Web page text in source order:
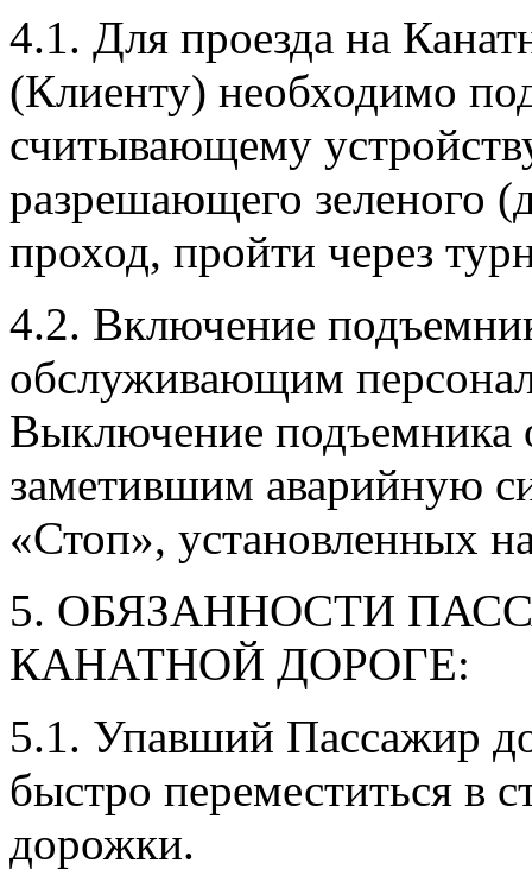
4.1. Для проезда на
(Клиенту) необходимо
считывающему
разрешающего зеленого
проход, пройти через
4.2. Включение
обслуживающим
Выключение подъемника
заметившим аварийную
«Стоп», установленных
5. ОБЯЗАННОСТИ
КАНАТНОЙ ДОРОГЕ:
5.1. Упавший Пассажир
быстро переместиться в
дорожки.